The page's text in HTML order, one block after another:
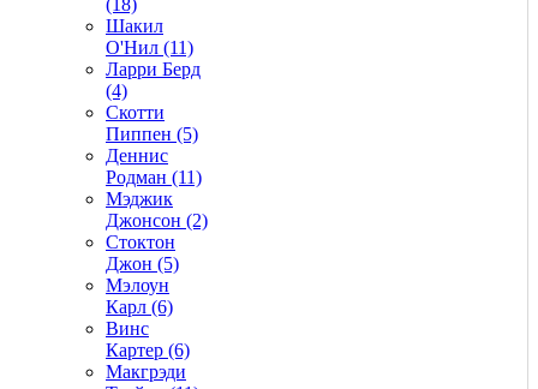
Шакил
О'Нил (11)
Ларри Берд
(4)
Скотти
Пиппен (5)
Деннис
Родман (11)
Мэджик
Джонсон (2)
Стоктон
Джон (5)
Мэлоун
Карл (6)
Винс
Картер (6)
Макгрэди